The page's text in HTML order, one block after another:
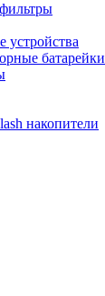
устройства
батарейки
накопители